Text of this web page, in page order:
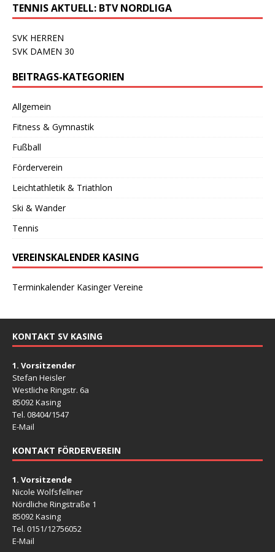
TENNIS AKTUELL: BTV NORDLIGA
SVK HERREN
SVK DAMEN 30
BEITRAGS-KATEGORIEN
Allgemein
Fitness & Gymnastik
Fußball
Förderverein
Leichtathletik & Triathlon
Ski & Wander
Tennis
VEREINSKALENDER KASING
Terminkalender Kasinger Vereine
KONTAKT SV KASING
1. Vorsitzender
Stefan Heisler
Westliche Ringstr. 6a
85092 Kasing
Tel. 08404/1547
E-Mail
KONTAKT FÖRDERVEREIN
1. Vorsitzende
Nicole Wolfsfellner
Nördliche Ringstraße 1
85092 Kasing
Tel. 0151/12756052
E-Mail